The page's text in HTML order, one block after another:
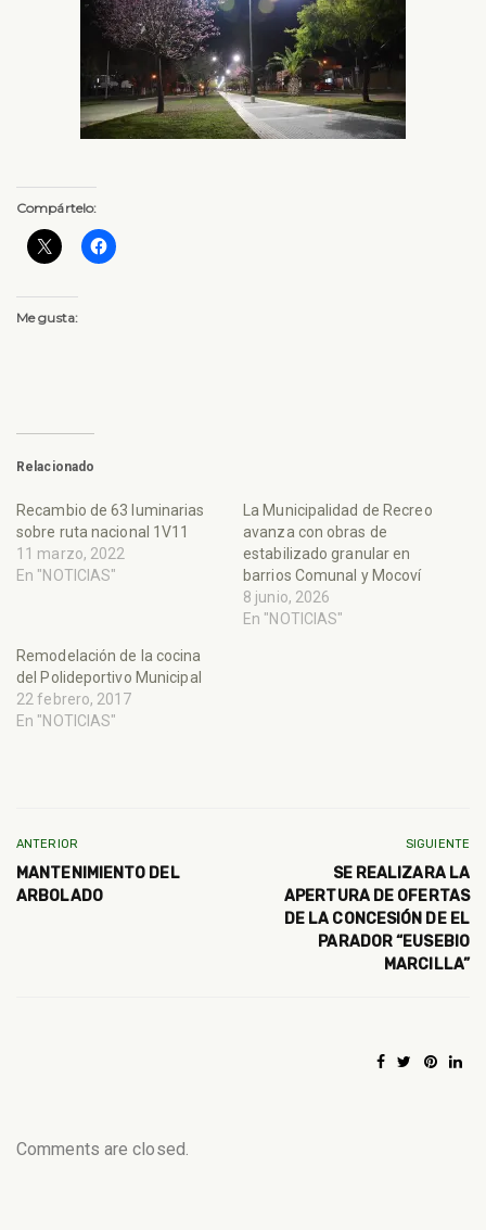
Compártelo:
Me gusta:
Relacionado
Recambio de 63 luminarias
sobre ruta nacional 1V11
11 marzo, 2022
En "NOTICIAS"
La Municipalidad de Recreo
avanza con obras de
estabilizado granular en
barrios Comunal y Mocoví
8 junio, 2026
En "NOTICIAS"
Remodelación de la cocina
del Polideportivo Municipal
22 febrero, 2017
En "NOTICIAS"
ANTERIOR
MANTENIMIENTO DEL
ARBOLADO
SIGUIENTE
SE REALIZARA LA
APERTURA DE OFERTAS
DE LA CONCESIÓN DE EL
PARADOR “EUSEBIO
MARCILLA”
Comments are closed.